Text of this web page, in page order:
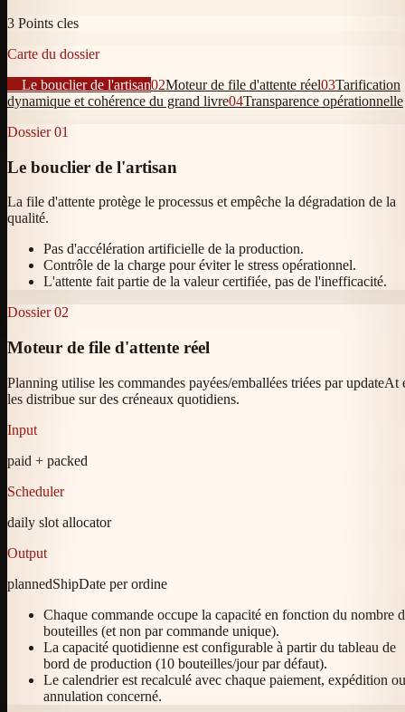
3 Points cles
Carte du dossier
Le bouclier de l'artisan02Moteur de file d'attente réel03Tarification
dynamique et cohérence du grand livre04Transparence opérationnelle
Dossier 01
Le bouclier de l'artisan
La file d'attente protège le processus et empêche la dégradation de la
qualité.
Pas d'accélération artificielle de la production.
Contrôle de la charge pour éviter le stress opérationnel.
L'attente fait partie de la valeur certifiée, pas de l'inefficacité.
Dossier 02
Moteur de file d'attente réel
Planning utilise les commandes payées/emballées triées par updateAt
les distribue sur des créneaux quotidiens.
Input
paid + packed
Scheduler
daily slot allocator
Output
plannedShipDate per ordine
Chaque commande occupe la capacité en fonction du nombre
bouteilles (et non par commande unique).
La capacité quotidienne est configurable à partir du tableau de
bord de production (10 bouteilles/jour par défaut).
Le calendrier est recalculé avec chaque paiement, expédition ou
annulation concerné.